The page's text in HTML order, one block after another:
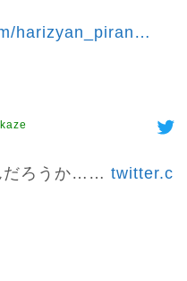
harizyan_piran…
だろうか…… twitter.c